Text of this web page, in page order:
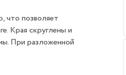
что позволяет
Края скруглены и
При разложенной